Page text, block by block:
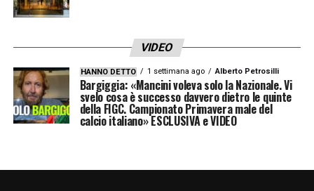
VIDEO
HANNO DETTO 1 settimana ago Alberto Petrosilli
Bargiggia: «Mancini voleva solo la Nazionale. Vi
svelo cosa è successo davvero dietro le quinte
della FIGC. Campionato Primavera male del
calcio italiano» ESCLUSIVA e VIDEO